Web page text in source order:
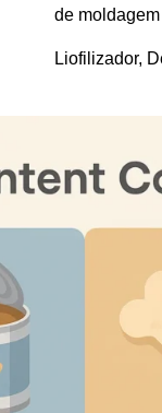
de moldagem
Liofilizador,